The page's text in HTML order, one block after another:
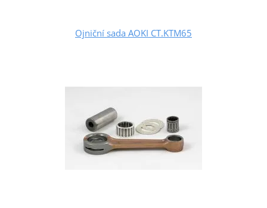
Ojniční sada AOKI CT.KTM65